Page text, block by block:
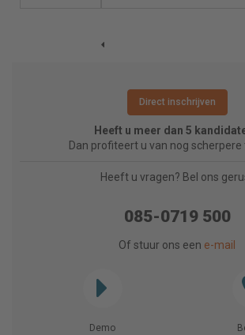
Direct inschrijven
Heeft u meer dan 5
Dan profiteert u van nog scherpere
Heeft u vragen? Bel ons
085-0719 500
Of stuur ons een e-mail
Demo